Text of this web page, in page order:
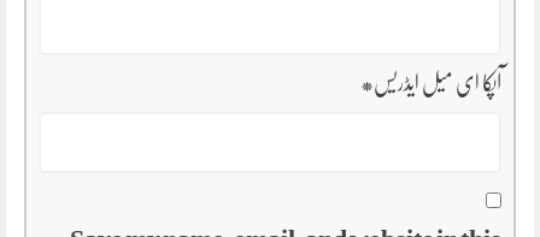
آپکا ای میل ایڈریس*